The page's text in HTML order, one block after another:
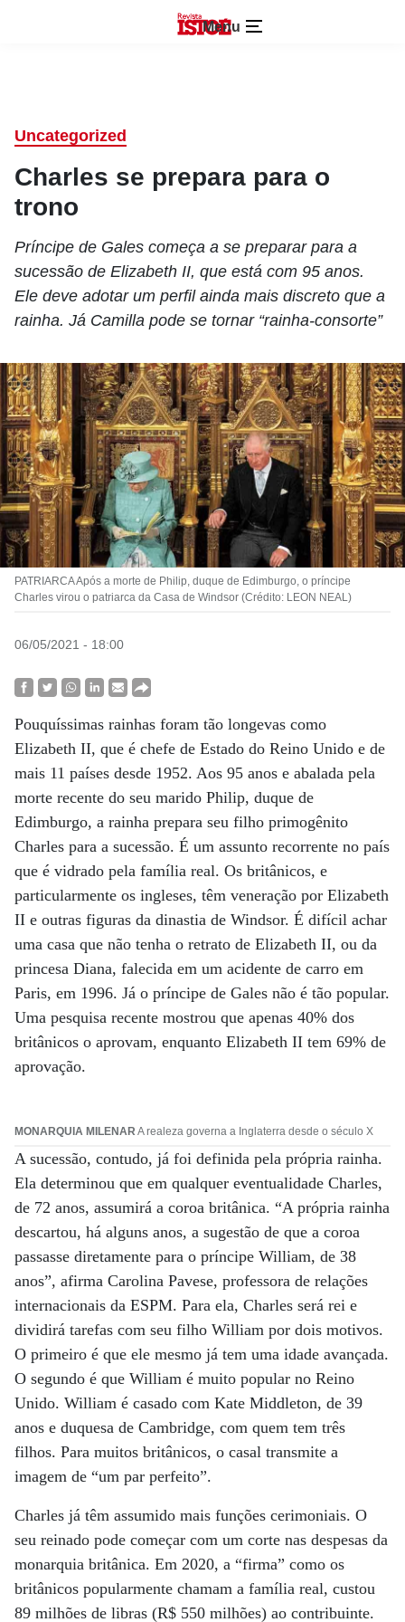
Menu
Uncategorized
Charles se prepara para o
trono
Príncipe de Gales começa a se preparar para a
sucessão de Elizabeth II, que está com 95 anos.
Ele deve adotar um perfil ainda mais discreto que a
rainha. Já Camilla pode se tornar “rainha-consorte”
PATRIARCA Após a morte de Philip, duque de Edimburgo, o príncipe
Charles virou o patriarca da Casa de Windsor (Crédito: LEON NEAL)
06/05/2021 - 18:00
Pouquíssimas rainhas foram tão longevas como
Elizabeth II, que é chefe de Estado do Reino Unido e de
mais 11 países desde 1952. Aos 95 anos e abalada pela
morte recente do seu marido Philip, duque de
Edimburgo, a rainha prepara seu filho primogênito
Charles para a sucessão. É um assunto recorrente no país
que é vidrado pela família real. Os britânicos, e
particularmente os ingleses, têm veneração por Elizabeth
II e outras figuras da dinastia de Windsor. É difícil achar
uma casa que não tenha o retrato de Elizabeth II, ou da
princesa Diana, falecida em um acidente de carro em
Paris, em 1996. Já o príncipe de Gales não é tão popular.
Uma pesquisa recente mostrou que apenas 40% dos
britânicos o aprovam, enquanto Elizabeth II tem 69% de
aprovação.
MONARQUIA MILENAR A realeza governa a Inglaterra desde o século X
A sucessão, contudo, já foi definida pela própria rainha.
Ela determinou que em qualquer eventualidade Charles,
de 72 anos, assumirá a coroa britânica. “A própria rainha
descartou, há alguns anos, a sugestão de que a coroa
passasse diretamente para o príncipe William, de 38
anos”, afirma Carolina Pavese, professora de relações
internacionais da ESPM. Para ela, Charles será rei e
dividirá tarefas com seu filho William por dois motivos.
O primeiro é que ele mesmo já tem uma idade avançada.
O segundo é que William é muito popular no Reino
Unido. William é casado com Kate Middleton, de 39
anos e duquesa de Cambridge, com quem tem três
filhos. Para muitos britânicos, o casal transmite a
imagem de “um par perfeito”.
Charles já têm assumido mais funções cerimoniais. O
seu reinado pode começar com um corte nas despesas da
monarquia britânica. Em 2020, a “firma” como os
britânicos popularmente chamam a família real, custou
89 milhões de libras (R$ 550 milhões) ao contribuinte.